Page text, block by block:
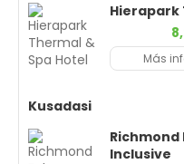
Hierapark
Más
Kusadasi
Richmond
Inclusive